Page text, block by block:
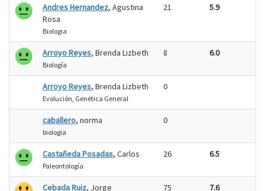
Andres Hernandez, Agustina
Rosa
Biologia
21 5.9
Arroyo Reyes, Brenda Lizbeth
Biología
8 6.0
Arroyo Reyes, Brenda Lizbeth
Evolución, Genética General
0
caballero, norma
biologia
0
Castañeda Posadas, Carlos
Paleontología
26 6.5
Cebada Ruiz, Jorge 75 7.6